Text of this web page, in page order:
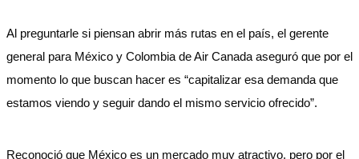
Al preguntarle si piensan abrir más rutas en el país, el gerente
general para México y Colombia de Air Canada aseguró que por el
momento lo que buscan hacer es “capitalizar esa demanda que
estamos viendo y seguir dando el mismo servicio ofrecido”.
Reconoció que México es un mercado muy atractivo, pero por el